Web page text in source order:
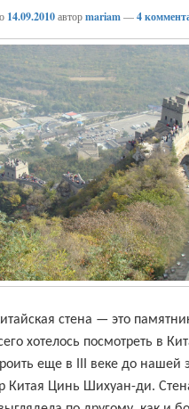
14.09.2010авторmariam—4
стена — это
хотелось посмотреть в
еще в III веке до нашей
Китая Цинь Шихуан-ди.